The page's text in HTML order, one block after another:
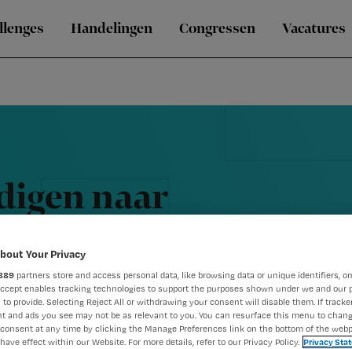
Handelingen Congressen Vacatures
naar
Your Privacy
partners store and access personal data, like browsing data or unique identifiers,
enables tracking technologies to support the purposes shown under we and our
to provide. Selecting Reject All or withdrawing your consent will disable them. If
and ads you see may not be as relevant to you. You can resurface this menu to
at any time by clicking the Manage Preferences link on the bottom of the
effect within our Website. For more details, refer to our Privacy Policy. Privacy